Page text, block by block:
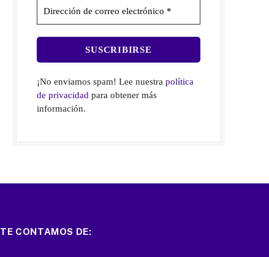
¡No enviamos spam! Lee nuestrapolítica
de privacidad para obtener más
información.
TE CONTAMOS DE: